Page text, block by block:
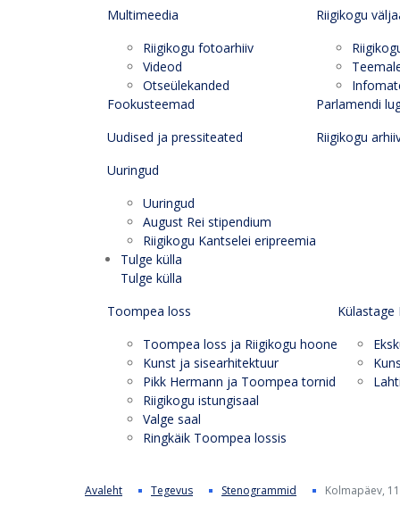
Multimeedia
Riigikogu fotoarhiiv
Videod
Otseülekanded
Fookusteemad
Uudised ja pressiteated
Uuringud
Uuringud
August Rei stipendium
Riigikogu Kantselei eripreemia
Riigikogu
Parlamendi
Riigikogu
Tulge külla
Tulge külla
Toompea loss
Toompea loss ja Riigikogu hoone
Kunst ja sisearhitektuur
Pikk Hermann ja Toompea tornid
Riigikogu istungisaal
Valge saal
Ringkäik Toompea lossis
Külastage
Avaleht Tegevus Stenogrammid Kolmapäev,